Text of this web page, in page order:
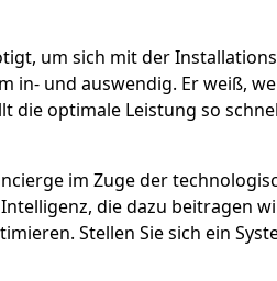
um sich mit der
in- und auswendig. Er weiß,
die optimale Leistung so
im Zuge der
die dazu beitragen
Stellen Sie sich ein